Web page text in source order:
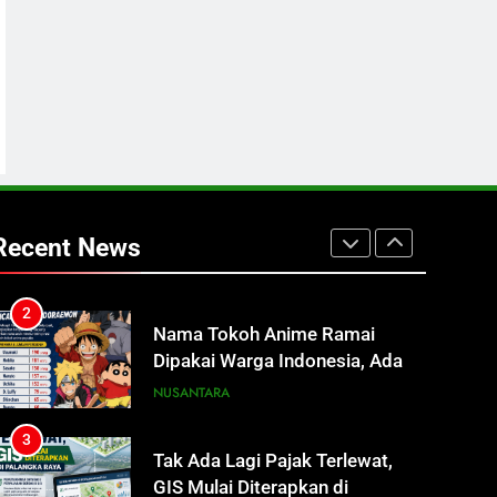
News
2
Dipakai Warga Indonesia, Ada
Uzumaki, D. Luffy, Shinchan,
3
Tak Ada Lagi Pajak Terlewat,
GIS Mulai Diterapkan di
Palangka Raya
ECONOMY
4
Manajemen FEB UPR Cetak
Lulusan Siap Kerja Melalui